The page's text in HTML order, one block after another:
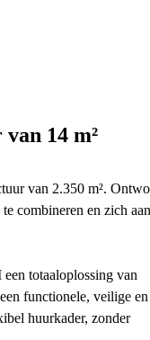
14 m²
van 2.350 m².
combineren en zich
totaaloplossing van
functionele, veilige en
huurkader, zonder